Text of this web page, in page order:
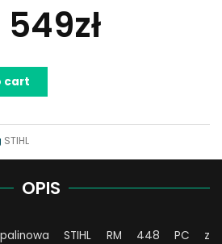
549zł
cart
STIHL
OPIS
STIHL RM 448 PC z